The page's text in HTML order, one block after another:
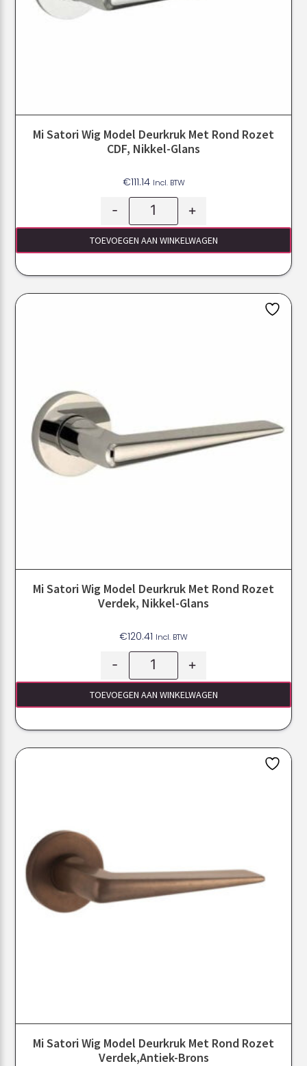
Mi Satori Wig Model Deurkruk Met Rond Rozet
CDF, Nikkel-Glans
€111.14 Incl. BTW
- +
TOEVOEGEN AAN WINKELWAGEN
Mi Satori Wig Model Deurkruk Met Rond Rozet
Verdek, Nikkel-Glans
€120.41 Incl. BTW
- +
TOEVOEGEN AAN WINKELWAGEN
Mi Satori Wig Model Deurkruk Met Rond Rozet
Verdek,Antiek-Brons